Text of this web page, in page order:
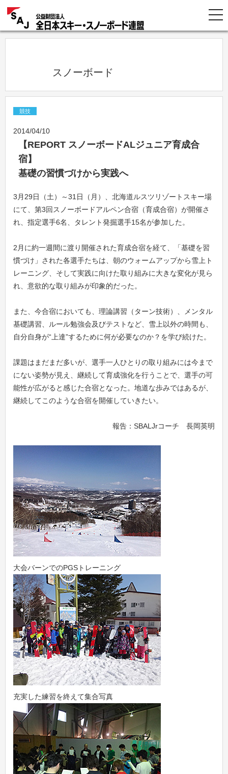
            スノーボード
競技
2014/04/10
【REPORT スノーボードALジュニア育成合
宿】
基礎の習慣づけから実践へ
3月29日（土）～31日（月）、北海道ルスツリゾートスキー場
にて、第3回スノーボードアルペン合宿（育成合宿）が開催さ
れ、指定選手6名、タレント発掘選手15名が参加した。
2月に約一週間に渡り開催された育成合宿を経て、「基礎を習
慣づけ」された各選手たちは、朝のウォームアップから雪上ト
レーニング、そして実践に向けた取り組みに大きな変化が見ら
れ、意欲的な取り組みが印象的だった。
また、今合宿においても、理論講習（ターン技術）、メンタル
基礎講習、ルール勉強会及びテストなど、雪上以外の時間も、
自分自身が“上達”するために何が必要なのか？を学び続けた。
課題はまだまだ多いが、選手一人ひとりの取り組みには今まで
にない姿勢が見え、継続して育成強化を行うことで、選手の可
能性が広がると感じた合宿となった。地道な歩みではあるが、
継続してこのような合宿を開催していきたい。
報告：SBALJrコーチ 長岡英明
大会バーンでのPGSトレーニング
充実した練習を終えて集合写真